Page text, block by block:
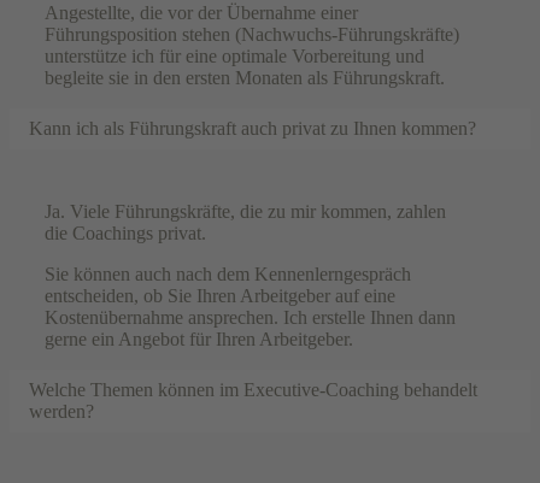
Angestellte, die vor der Übernahme einer
Führungsposition stehen (Nachwuchs-Führungskräfte)
unterstütze ich für eine optimale Vorbereitung und
begleite sie in den ersten Monaten als Führungskraft.
Kann ich als Führungskraft auch privat zu Ihnen kommen?
Ja. Viele Führungskräfte, die zu mir kommen, zahlen
die Coachings privat.
Sie können auch nach dem Kennenlerngespräch
entscheiden, ob Sie Ihren Arbeitgeber auf eine
Kostenübernahme ansprechen. Ich erstelle Ihnen dann
gerne ein Angebot für Ihren Arbeitgeber.
Welche Themen können im Executive-Coaching behandelt
werden?